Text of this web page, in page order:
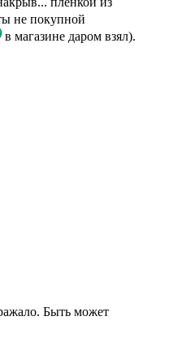
не покупной
в магазине даром взял).
Быть может